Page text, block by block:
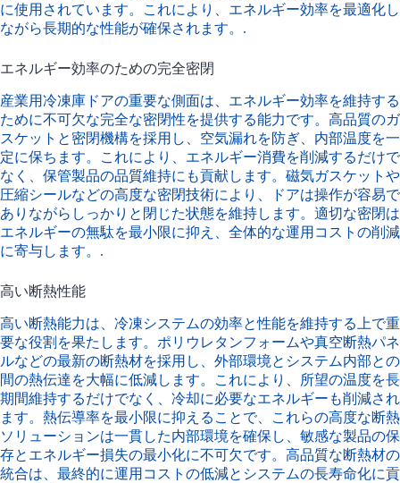
に使用されています。これにより、エネルギー効率を最適化し
ながら長期的な性能が確保されます。.
エネルギー効率のための完全密閉
産業用冷凍庫ドアの重要な側面は、エネルギー効率を維持する
ために不可欠な完全な密閉性を提供する能力です。高品質のガ
スケットと密閉機構を採用し、空気漏れを防ぎ、内部温度を一
定に保ちます。これにより、エネルギー消費を削減するだけで
なく、保管製品の品質維持にも貢献します。磁気ガスケットや
圧縮シールなどの高度な密閉技術により、ドアは操作が容易で
ありながらしっかりと閉じた状態を維持します。適切な密閉は
エネルギーの無駄を最小限に抑え、全体的な運用コストの削減
に寄与します。.
高い断熱性能
高い断熱能力は、冷凍システムの効率と性能を維持する上で重
要な役割を果たします。ポリウレタンフォームや真空断熱パネ
ルなどの最新の断熱材を採用し、外部環境とシステム内部との
間の熱伝達を大幅に低減します。これにより、所望の温度を長
期間維持するだけでなく、冷却に必要なエネルギーも削減され
ます。熱伝導率を最小限に抑えることで、これらの高度な断熱
ソリューションは一貫した内部環境を確保し、敏感な製品の保
存とエネルギー損失の最小化に不可欠です。高品質な断熱材の
統合は、最終的に運用コストの低減とシステムの長寿命化に貢